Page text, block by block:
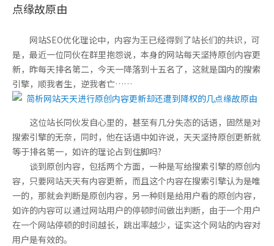
点缘故原由
网站SEO优化理论中，内容为王已经得到了站长们的共识，可
是，最近一位同伙在群里抱怨说，本身的网站每天坚持原创内容更
新，昨每天排名第二，今天一降落到十五名了，这就是国内的搜索
引擎，顺我者生，逆我者亡……
这位站长同伙发自心里的，甚至有几分失态的话语，固然是对
搜索引擎的无奈，同时，他在话语中如许说，天天坚持原创更新就
等于排名第一，如许的理论占到住脚吗?
谈到原创内容，包括两个方面，一种是写给搜素引擎的原创内
容，只要网站天天有内容更新，而且这个内容在搜索引擎认为是唯
一的，那就会判断是原创内容，另一种则是给用户看的原创内容，
如许的内容可以通过网站用户的停顿时间做出判断，由于一个用户
在一个网站停顿的时间越长，跳出率越少，证实这个网站的内容对
用户是有效的。